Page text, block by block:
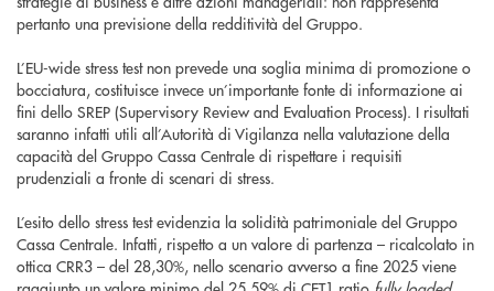
pertanto una previsione della redditività del Gruppo.
L’EU-wide stress test non prevede una soglia minima di promozione o
bocciatura, costituisce invece un’importante fonte di informazione ai
fini dello SREP (Supervisory Review and Evaluation Process). I risultati
saranno infatti utili all’Autorità di Vigilanza nella valutazione della
capacità del Gruppo Cassa Centrale di rispettare i requisiti
prudenziali a fronte di scenari di stress.
L’esito dello stress test evidenzia la solidità patrimoniale del Gruppo
Cassa Centrale. Infatti, rispetto a un valore di partenza – ricalcolato in
ottica CRR3 – del 28,30%, nello scenario avverso a fine 2025 viene